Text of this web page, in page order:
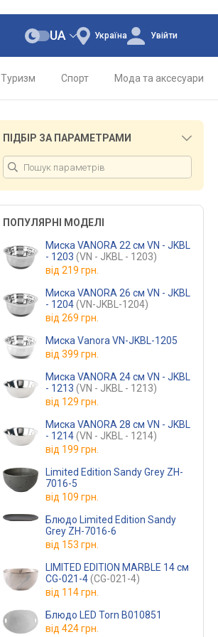
Україна
UA Увійти
Туризм Спорт Мода та аксесуари
ПІДБІР ЗА ПАРАМЕТРАМИ
ПОПУЛЯРНІ МОДЕЛІ
Миска VANORA 22 см VN - JKBL
- 1203 (VN - JKBL - 1203)
від 219 грн.
Миска VANORA 26 см VN - JKBL
- 1204(VN-JKBL-1204)
від 269 грн.
Миска Vanora VN-JKBL-1205
від 399 грн.
Миска VANORA 24 см VN - JKBL
- 1213 (VN - JKBL - 1213)
від 129 грн.
Миска VANORA 28 см VN - JKBL
- 1214(VN - JKBL - 1214)
від 199 грн.
Limited Edition Sandy Grey ZH-
7016-5
від 109 грн.
Блюдо Limited Edition Sandy
Grey ZH-7016-6
від 153 грн.
LIMITED EDITION MARBLE 14 см
CG-021-4(CG-021-4)
від 114 грн.
Блюдо LED Torn B010851
від 424 грн.